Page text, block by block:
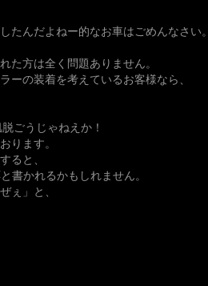
たんだよねー的なお車はごめんなさい。
た方は全く問題ありません。
ーの装着を考えているお客様なら、
ごうじゃねえか！
ります。
ると、
書かれるかもしれません。
ぇ」と、